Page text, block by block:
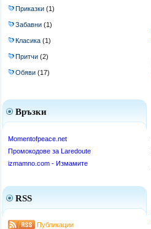
Приказки (1)
Забавни (1)
Класика (1)
Притчи (2)
Обяви (17)
Връзки
Momentofpeace.net
Промокодове за Laredoute
izmamno.com - Измамите
RSS
Публикации